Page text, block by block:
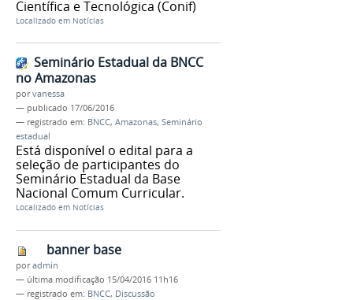
Científica e Tecnológica (Conif)
Localizado em Notícias
Seminário Estadual da BNCC
no Amazonas
porvanessa
— publicado 17/06/2016
— registrado em: BNCC, Amazonas, Seminário
estadual
Está disponível o edital para a
seleção de participantes do
Seminário Estadual da Base
Nacional Comum Curricular.
Localizado em Notícias
banner base
poradmin
— última modificação 15/04/2016 11h16
— registrado em: BNCC, Discussão